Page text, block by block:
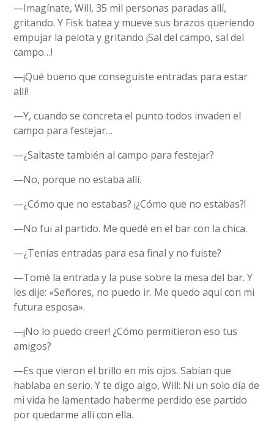
—Imagínate, Will, 35 mil personas paradas allí,
gritando. Y Fisk batea y mueve sus brazos queriendo
empujar la pelota y gritando ¡Sal del campo, sal del
campo…!
—¡Qué bueno que conseguiste entradas para estar
allí!
—Y, cuando se concreta el punto todos invaden el
campo para festejar…
—¿Saltaste también al campo para festejar?
—No, porque no estaba allí.
—¿Cómo que no estabas? ¡¿Cómo que no estabas?!
—No fui al partido. Me quedé en el bar con la chica.
—¿Tenías entradas para esa final y no fuiste?
—Tomé la entrada y la puse sobre la mesa del bar. Y
les dije: «Señores, no puedo ir. Me quedo aquí con mi
futura esposa».
—¡No lo puedo creer! ¿Cómo permitieron eso tus
amigos?
—Es que vieron el brillo en mis ojos. Sabían que
hablaba en serio. Y te digo algo, Will: Ni un solo día de
mi vida he lamentado haberme perdido ese partido
por quedarme allí con ella.